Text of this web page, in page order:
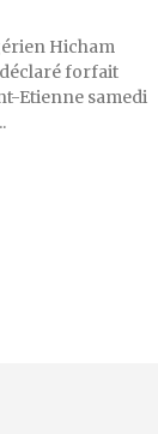
Hicham
déclaré forfait
Etienne samedi